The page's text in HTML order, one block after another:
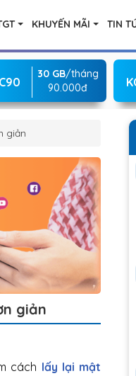
KHUYẾN MÃI TIN
30 GB/tháng
90.000đ
giản
giản
cách lấy lại mật